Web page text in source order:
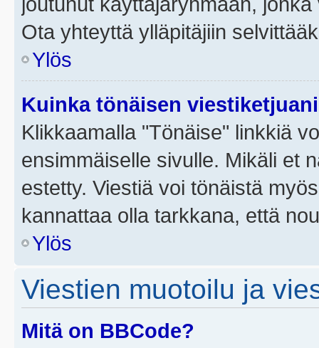
Ota yhteyttä ylläpitäjiin
Ylös
Kuinka tönäisen
Klikkaamalla "Tönäise" linkkiä
ensimmäiselle sivulle. Mikäli et
estetty. Viestiä voi tönäistä
kannattaa olla tarkkana, että
Ylös
Viestien muotoilu ja
Mitä on BBCode?